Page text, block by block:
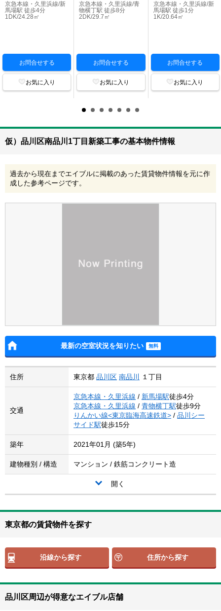
京急本線・久里浜線/新
馬場駅 徒歩4分
1DK/24.28㎡
お問合せする
お気に入り
京急本線・久里浜線/青
物横丁駅 徒歩8分
2DK/29.7㎡
お問合せする
お気に入り
京急本線・久里浜線/新
馬場駅 徒歩1分
1K/20.64㎡
お問合せする
お気に入り
仮）品川区南品川1丁目新築工事の基本物件情報
過去から現在までエイブルに掲載のあった賃貸物件情報を元に作
成した参考ページです。
最新の空室状況を知りたい
住所 東京都 品川区 南品川 １丁目
交通
京急本線・久里浜線 / 新馬場駅徒歩4分
京急本線・久里浜線 / 青物横丁駅徒歩9分
りんかい線<東京臨海高速鉄道> / 品川シー
サイド駅徒歩15分
築年 2021年01月 (築5年)
建物種別 / 構造 マンション / 鉄筋コンクリート造
開く
東京都の賃貸物件を探す
沿線から探す 住所から探す
品川区周辺が得意なエイブル店舗